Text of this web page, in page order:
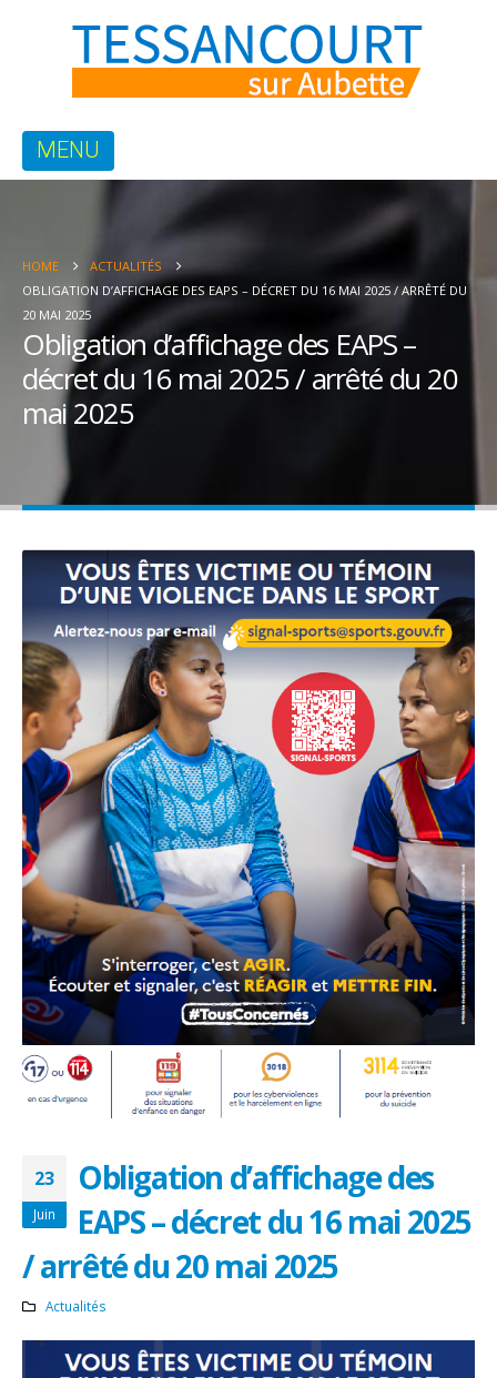
HOME
ACTUALITÉS
OBLIGATION D’AFFICHAGE DES EAPS – DÉCRET DU 16 MAI 2025 / ARRÊTÉ DU
20 MAI 2025
Obligation d’affichage des EAPS –
décret du 16 mai 2025 / arrêté du 20
mai 2025
23
Juin
Obligation d’affichage des
EAPS – décret du 16 mai 2025
/ arrêté du 20 mai 2025
Actualités